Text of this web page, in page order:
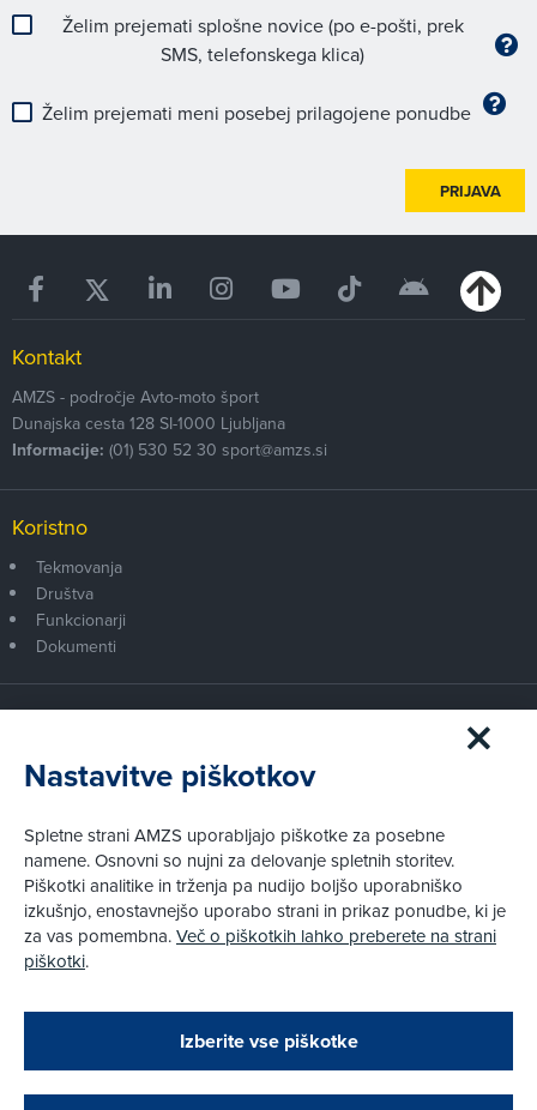
Zapri
Podarjamo vam 10 €!
Obstoječi in novi AMZS člani, ki boste v AMZS
opravili registracijo vozila, boste prejeli
Želim prejemati splošne novice (po e-pošti, prek
SMS, telefonskega klica)
Želim prejemati meni posebej prilagojene ponudbe
PRIJAVA
Kontakt
AMZS - področje Avto-moto šport
Dunajska cesta 128 SI-1000 Ljubljana
Informacije: (01) 530 52 30 sport@amzs.si
Koristno
Tekmovanja
Društva
Funkcionarji
Dokumenti
Postanite član AMZS
Zakaj (p)ostati član?
Kako vam pomagamo
Pravni vidiki
Piškotki
Pravno obvestilo
Pri spletni včlanitvi so podprta naslednja plačilna sredstva:
Nastavitve piškotkov
Spletne strani AMZS uporabljajo piškotke za posebne
namene. Osnovni so nujni za delovanje spletnih storitev.
Piškotki analitike in trženja pa nudijo boljšo uporabniško
izkušnjo, enostavnejšo uporabo strani in prikaz ponudbe, ki je
za vas pomembna.Več o piškotkih lahko preberete na strani
piškotki.
Izberite vse piškotke